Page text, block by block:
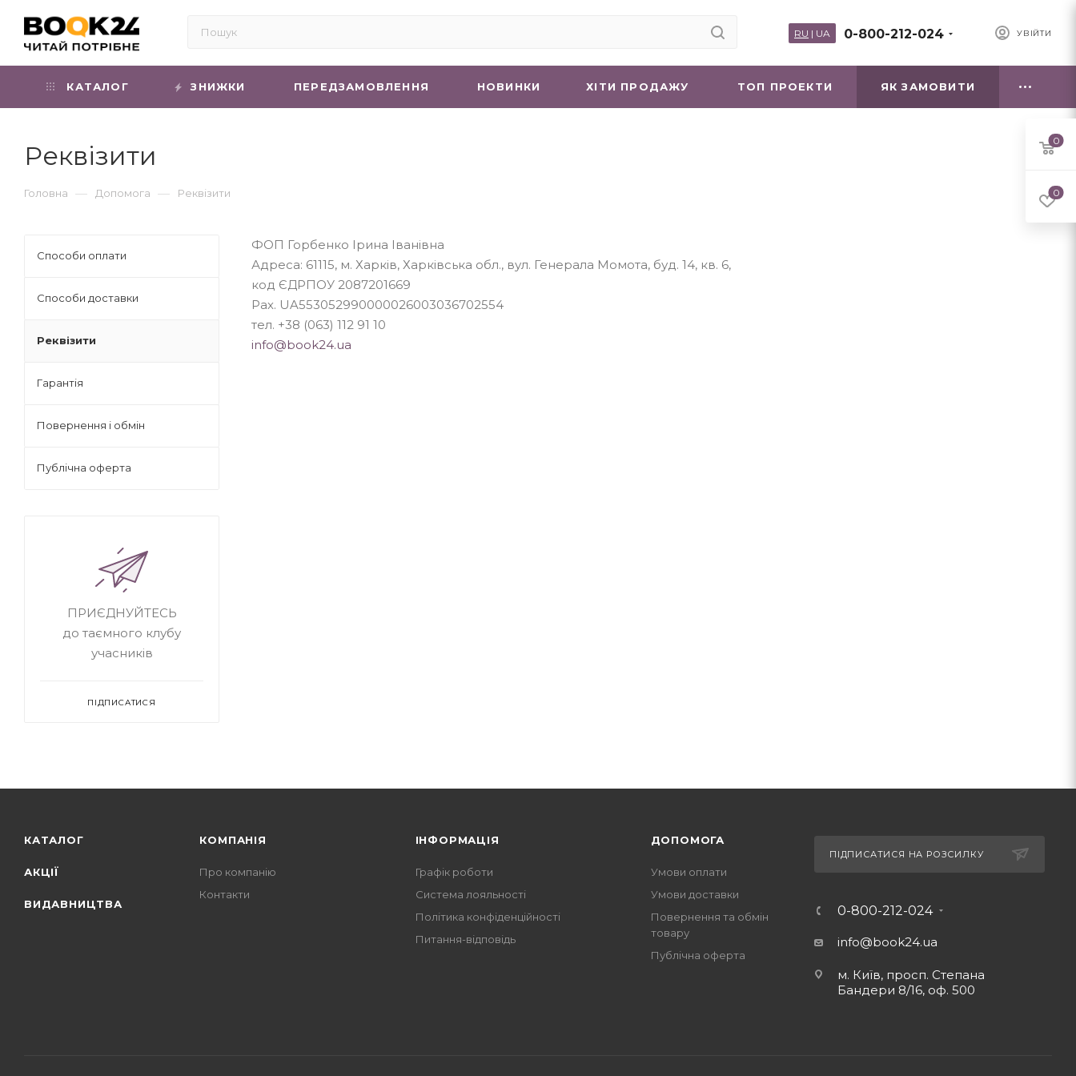
УВІЙТИ
0-800-212-024
RU | UA
КАТАЛОГ ЗНИЖКИ ПЕРЕДЗАМОВЛЕННЯ НОВИНКИ ХIТИ ПРОДАЖУ ТОП ПРОЕКТИ ЯК ЗАМОВИТИ
Реквізити
Головна — Допомога — Реквізити
ФОП Горбенко Ірина Іванівна
Адреса: 61115, м. Харків, Харківська обл., вул. Генерала Момота, буд. 14, кв. 6,
код ЄДРПОУ 2087201669
Рах. UA553052990000026003036702554
тел. +38 (063) 112 91 10
info@book24.ua
Способи оплати
Способи доставки
Реквізити
Гарантія
Повернення і обмін
Публічна оферта
ПРИЄДНУЙТЕСЬ
до таємного клубу
учасників
ПІДПИСАТИСЯ
КАТАЛОГ
АКЦІЇ
ВИДАВНИЦТВА
КОМПАНІЯ
Про компанію
Контакти
ІНФОРМАЦІЯ
Графік роботи
Система лояльності
Політика конфіденційності
Питання-відповідь
ДОПОМОГА
Умови оплати
Умови доставки
Повернення та обмін
товару
Публічна оферта
ПІДПИСАТИСЯ НА РОЗСИЛКУ
0-800-212-024
info@book24.ua
м. Київ, просп. Степана
Бандери 8/16, оф. 500
0
0